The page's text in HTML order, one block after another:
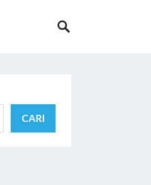
CARI